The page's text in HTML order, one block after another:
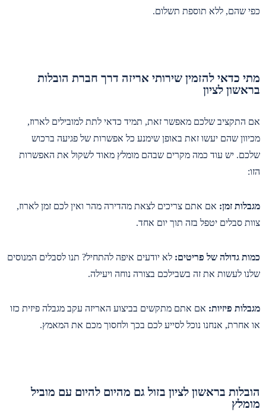
כפי שהם, ללא תוספת תשלום.
מתי כדאי להזמין שירותי אריזה דרך חברת הובלות
בראשון לציון
אם התקציב שלכם מאפשר זאת, תמיד כדאי לתת למובילים לארוז,
מכיוון שהם יעשו זאת באופן שימנע כל אפשרות של פגיעה ברכוש
שלכם. יש עוד כמה מקרים שבהם מומלץ מאוד לשקול את האפשרות
הזו:
מגבלות זמן: אם אתם צריכים לצאת מהדירה מהר ואין לכם זמן לארוז,
צוות סבלים יטפל בזה תוך יום אחד.
כמות גדולה של פריטים: לא יודעים איפה להתחיל? תנו לסבלים המנוסים
שלנו לעשות את זה בשבילכם בצורה נוחה ויעילה.
מגבלות פיזיות: אם אתם מתקשים בביצוע האריזה עקב מגבלה פיזית כזו
או אחרת, אנחנו נוכל לסייע לכם בכך ולחסוך מכם את המאמץ.
הובלות בראשון לציון בזול גם מהיום להיום עם מוביל
מומלץ